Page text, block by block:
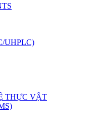
UHPLC)
THỰC VẬT